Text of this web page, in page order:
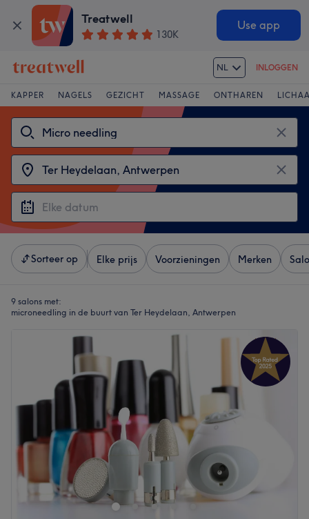
Treatwell
130K
Use app
NL INLOGGEN
KAPPER NAGELS GEZICHT MASSAGE ONTHAREN
Sorteer op Elke prijs Voorzieningen Merken
9 salons met:
microneedling in de buurt van Ter Heydelaan, Antwerpen